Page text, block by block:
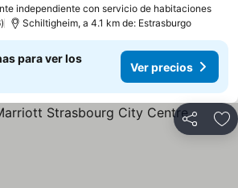
independiente con servicio de habitacionesVer
Schiltigheim, a 4.1 km de: Estrasburgo
para ver los
Ver precios
Compartir